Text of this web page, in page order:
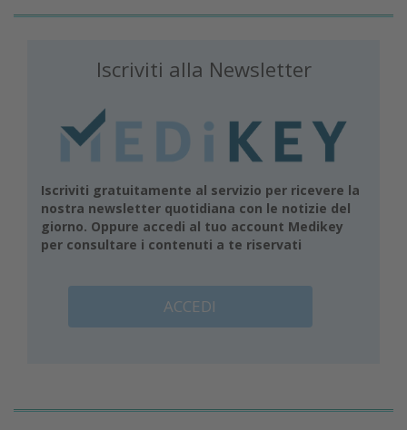
Iscriviti alla Newsletter
Iscriviti gratuitamente al servizio per ricevere la
nostra newsletter quotidiana con le notizie del
giorno. Oppure accedi al tuo account Medikey
per consultare i contenuti a te riservati
ACCEDI